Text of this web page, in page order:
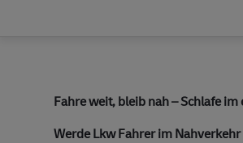
Fahre weit, bleib nah – Schlafe
Werde Lkw Fahrer imNahverkehr